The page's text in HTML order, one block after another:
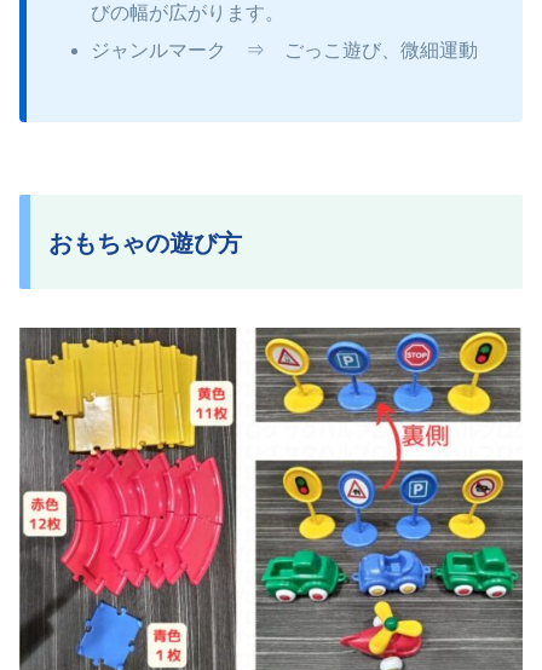
びの幅が広がります。
ジャンルマーク ⇒ ごっこ遊び、微細運動
おもちゃの遊び方